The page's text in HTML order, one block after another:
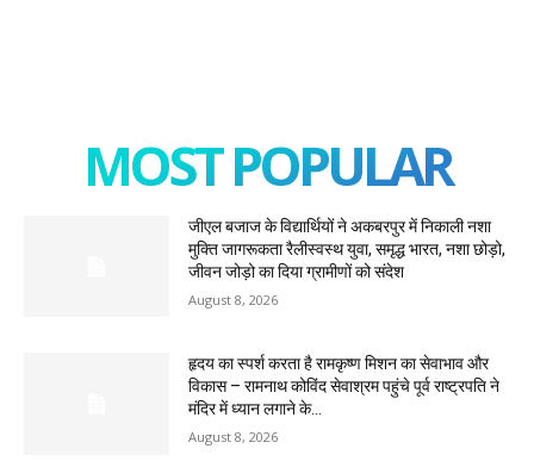
MOST POPULAR
जीएल बजाज के विद्यार्थियों ने अकबरपुर में निकाली नशा
मुक्ति जागरूकता रैलीस्वस्थ युवा, समृद्ध भारत, नशा छोड़ो,
जीवन जोड़ो का दिया ग्रामीणों को संदेश
August 8, 2026
हृदय का स्पर्श करता है रामकृष्ण मिशन का सेवाभाव और
विकास – रामनाथ कोविंद सेवाश्रम पहुंचे पूर्व राष्ट्रपति ने
मंदिर में ध्यान लगाने के...
August 8, 2026